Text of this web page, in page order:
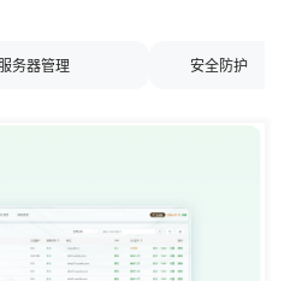
服务器管理 安全防护